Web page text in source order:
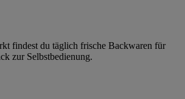
findest du täglich frische Backwaren für
zur Selbstbedienung.